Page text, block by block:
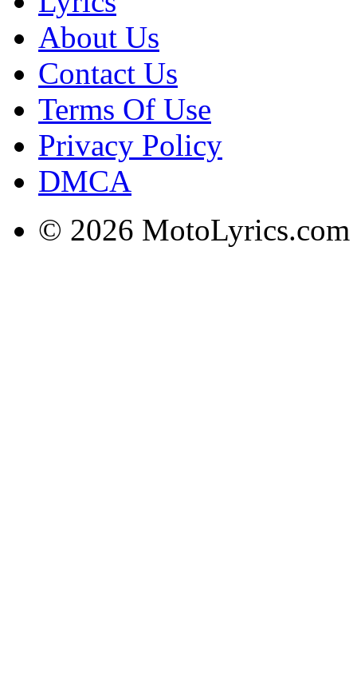
About Us
Contact Us
Terms Of Use
Privacy Policy
DMCA
© 2026 MotoLyrics.com